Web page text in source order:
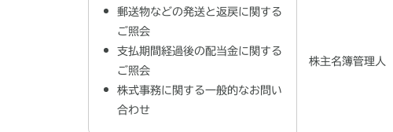
郵送物などの発送と返戻に関する
ご照会
支払期間経過後の配当金に関する
ご照会
株式事務に関する一般的なお問い
合わせ
株主名簿管理人